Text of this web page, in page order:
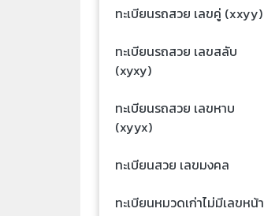
ทะเบียนรถสวย เลขคู่ (xxyy)
ทะเบียนรถสวย เลขสลับ
(xyxy)
ทะเบียนรถสวย เลขหาบ
(xyyx)
ทะเบียนสวย เลขมงคล
ทะเบียนหมวดเก่าไม่มีเลขหน้า